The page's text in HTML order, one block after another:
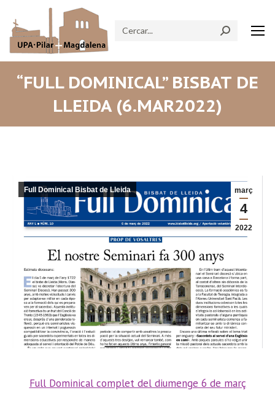
Search:
“FULL DOMINICAL” BISBAT DE
LLEIDA (6.MAR2022)
març
4
2022
Full Dominical Bisbat de Lleida
Full Dominical complet del diumenge 6 de març